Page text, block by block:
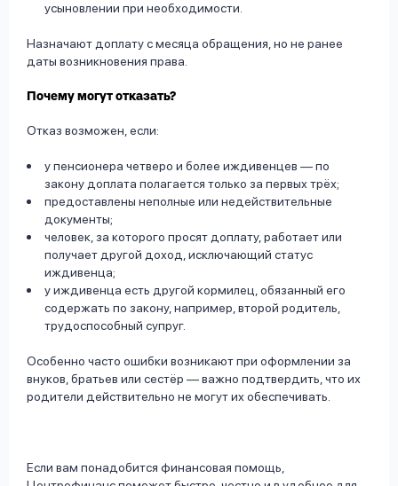
усыновлении при необходимости.
Назначают доплату с месяца обращения, но не ранее
даты возникновения права.
Почему могут отказать?
Отказ возможен, если:
у пенсионера четверо и более иждивенцев — по
закону доплата полагается только за первых трёх;
предоставлены неполные или недействительные
документы;
человек, за которого просят доплату, работает или
получает другой доход, исключающий статус
иждивенца;
у иждивенца есть другой кормилец, обязанный его
содержать по закону, например, второй родитель,
трудоспособный супруг.
Особенно часто ошибки возникают при оформлении за
внуков, братьев или сестёр — важно подтвердить, что их
родители действительно не могут их обеспечивать.
Если вам понадобится финансовая помощь,